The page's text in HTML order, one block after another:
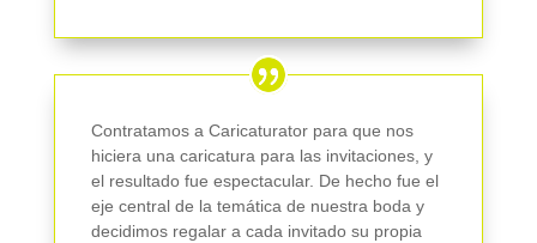
Contratamos a Caricaturator para que nos
hiciera una caricatura para las invitaciones, y
el resultado fue espectacular. De hecho fue el
eje central de la temática de nuestra boda y
decidimos regalar a cada invitado su propia